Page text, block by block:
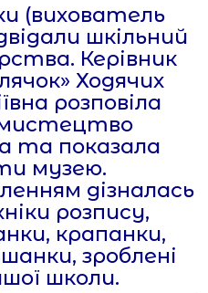
(вихователь
шкільний
Керівник
Ходячих
розповіла
та показала
музею.
дізналась
розпису,
крапанки,
зроблені
школи.